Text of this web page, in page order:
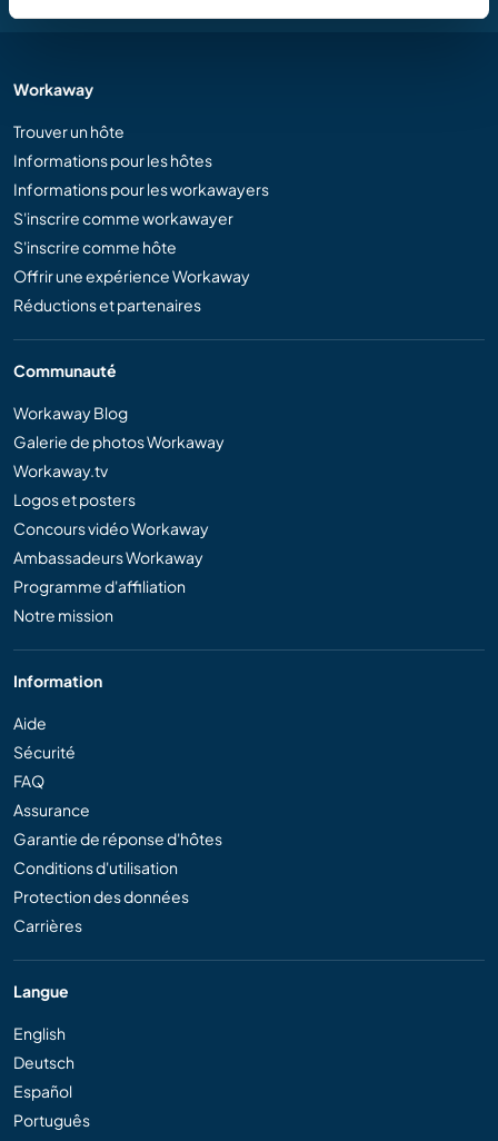
Workaway
Trouver un hôte
Informations pour les hôtes
Informations pour les workawayers
S'inscrire comme workawayer
S'inscrire comme hôte
Offrir une expérience Workaway
Réductions et partenaires
Communauté
Workaway Blog
Galerie de photos Workaway
Workaway.tv
Logos et posters
Concours vidéo Workaway
Ambassadeurs Workaway
Programme d'affiliation
Notre mission
Information
Aide
Sécurité
FAQ
Assurance
Garantie de réponse d'hôtes
Conditions d'utilisation
Protection des données
Carrières
Langue
English
Deutsch
Español
Português